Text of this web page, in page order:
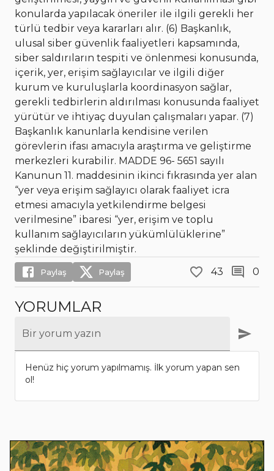
Paylaş Paylaş 43 0
YORUMLAR
Bir yorum yazın
Henüz hiç yorum yapılmamış. İlk yorum yapan sen
ol!